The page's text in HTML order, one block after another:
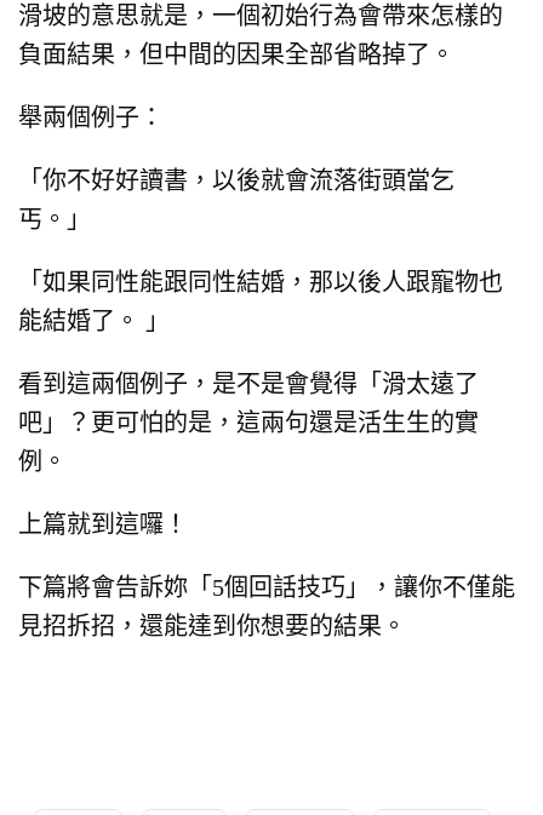
滑坡的意思就是，一個初始行為會帶來怎樣的
負面結果， 但中間的因果全部省略掉了。
舉兩個例子：
「你不好好讀書，以後就會流落街頭當乞
丐。」
「如果同性能跟同性結婚，那以後人跟寵物也
能結婚了。
」
看到這兩個例子，是不是會覺得 「滑太遠了
吧」？ 更可怕的是，這兩句還是活生生的實
例。
上篇就到這囉！
下篇將會告訴妳「5個回話技巧」， 讓你不僅能
見招拆招，還能達到你想要的結果。